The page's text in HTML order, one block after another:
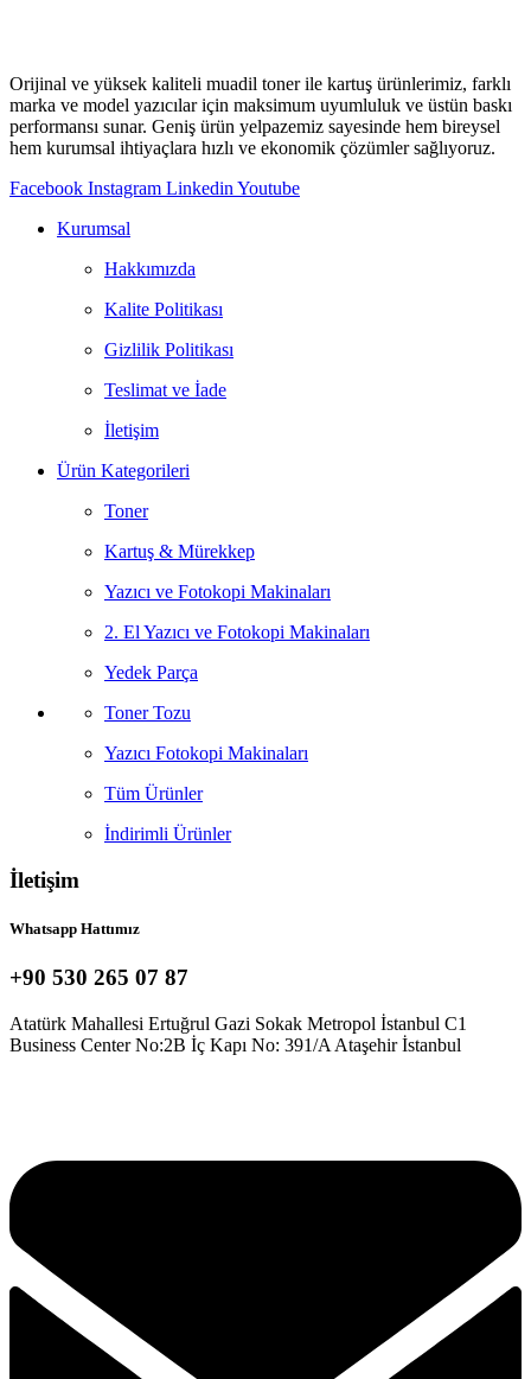
Orijinal ve yüksek kaliteli muadil toner ile kartuş ürünlerimiz, farklı
marka ve model yazıcılar için maksimum uyumluluk ve üstün baskı
performansı sunar. Geniş ürün yelpazemiz sayesinde hem bireysel
hem kurumsal ihtiyaçlara hızlı ve ekonomik çözümler sağlıyoruz.
Facebook Instagram Linkedin Youtube
Kurumsal
Hakkımızda
Kalite Politikası
Gizlilik Politikası
Teslimat ve İade
İletişim
Ürün Kategorileri
Toner
Kartuş & Mürekkep
Yazıcı ve Fotokopi Makinaları
2. El Yazıcı ve Fotokopi Makinaları
Yedek Parça
Toner Tozu
Yazıcı Fotokopi Makinaları
Tüm Ürünler
İndirimli Ürünler
İletişim
Whatsapp Hattımız
+90 530 265 07 87
Atatürk Mahallesi Ertuğrul Gazi Sokak Metropol İstanbul C1
Business Center No:2B İç Kapı No: 391/A Ataşehir İstanbul